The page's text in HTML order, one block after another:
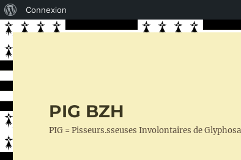
propos
Connexion
PIG BZH
PIG = Pisseurs.sseuses Involontaires de